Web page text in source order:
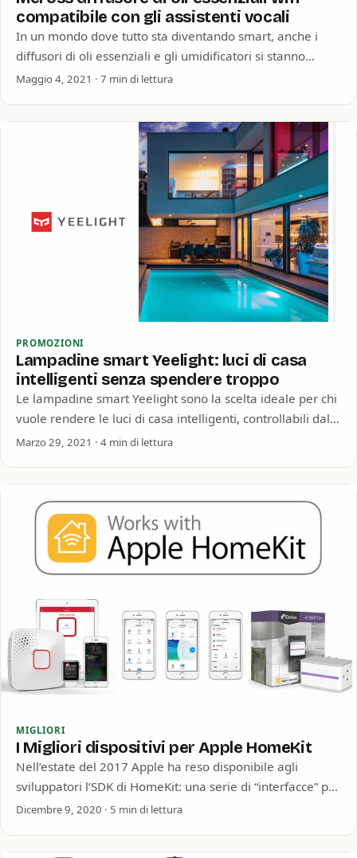
compatibile con gli assistenti vocali
In un mondo dove tutto sta diventando smart, anche i
diffusori di oli essenziali e gli umidificatori si stanno
allineando. Dotati di…
Maggio 4, 2021 · 7 min di lettura
PROMOZIONI
Lampadine smart Yeelight: luci di casa
intelligenti senza spendere troppo
Le lampadine smart Yeelight sono la scelta ideale per chi
vuole rendere le luci di casa intelligenti, controllabili dallo
smartphone e dagli…
Marzo 29, 2021 · 4 min di lettura
MIGLIORI
I Migliori dispositivi per Apple HomeKit
Nell’estate del 2017 Apple ha reso disponibile agli
sviluppatori l’SDK di HomeKit: una serie di “interfacce” per
collegare dispositivi del mondo reale…
Dicembre 9, 2020 · 5 min di lettura